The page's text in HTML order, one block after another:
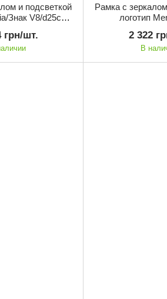
и подсветкой
Знак V8/d25см/
грн/шт.
Рамка с
логотип
2 322
В